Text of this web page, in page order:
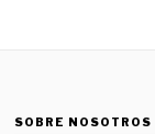
SOBRE NOSOTROS